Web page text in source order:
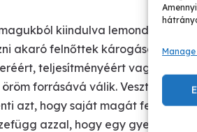
kiindulva lemondóan
akaró felnőttek károgása, csak
teljesítményéért vagy
forrásává válik. Veszteségre
azt, hogy saját magát fel
azzal, hogy egy